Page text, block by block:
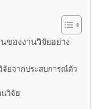
ของงานวิจัยอย่าง
ยจากประสบการณ์ตัว
นวิจัย